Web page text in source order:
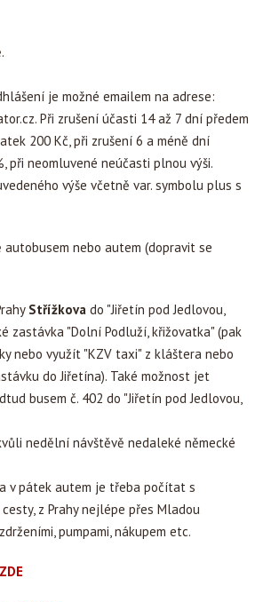
je možné emailem na adrese:
. Při zrušení účasti 14 až 7 dní předem
200 Kč, při zrušení 6 a méně dní
při neomluvené neúčasti plnou výši.
výše včetně var. symbolu plus s
autobusem nebo autem (dopravit se
Střížkova do "Jiřetín pod Jedlovou,
zastávka "Dolní Podluží, křižovatka" (pak
nebo využít "KZV taxi" z kláštera nebo
do Jiřetína). Také možnost jet
busem č. 402 do "Jiřetín pod Jedlovou,
nedělní návštěvě nedaleké německé
v pátek autem je třeba počítat s
z Prahy nejlépe přes Mladou
pumpami, nákupem etc.
ZDE